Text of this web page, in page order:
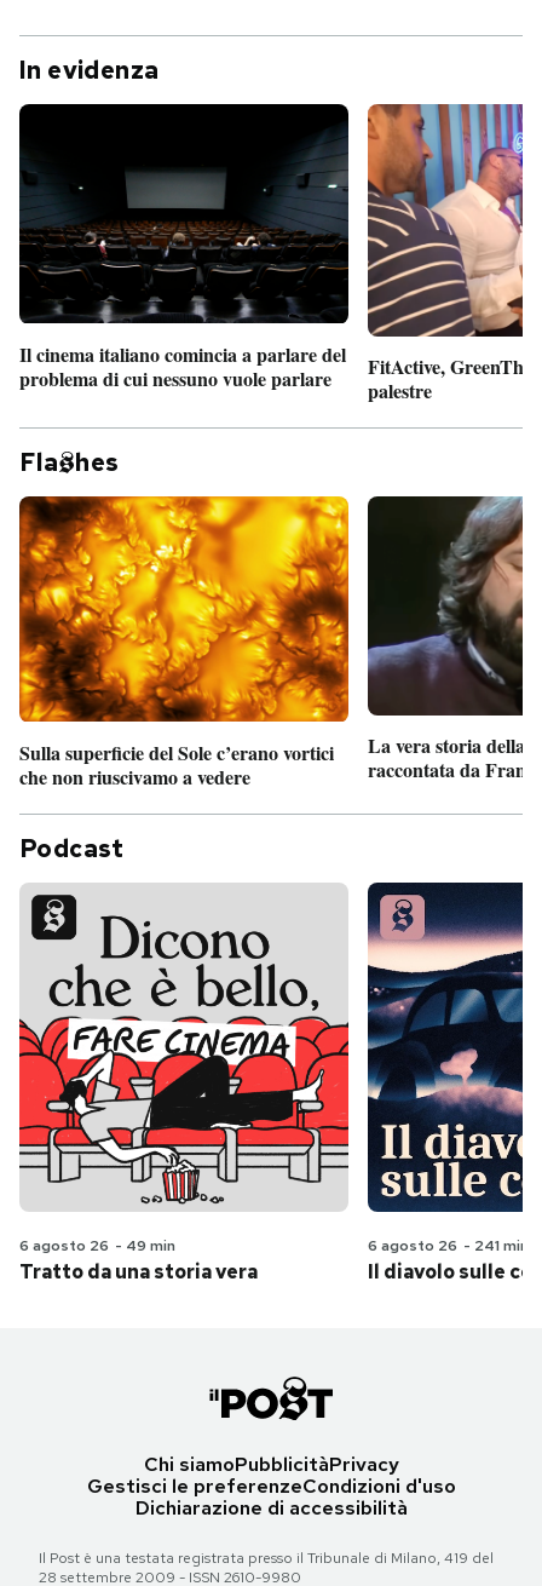
In evidenza
Il cinema italiano comincia a parlare del
problema di cui nessuno vuole parlare
FitActive,
palestre
Fla hes
Sulla superficie del Sole c’erano vortici
che non riuscivamo a vedere
La vera storia della
raccontata da
Podcast
6 agosto 26 - 49 min
Tratto da una storia vera
6 agosto 26 - 241 min
Il diavolo sulle
Chi siamoPubblicitàPrivacy
Gestisci le preferenzeCondizioni d'uso
Dichiarazione di accessibilità
Il Post è una testata registrata presso il Tribunale di Milano, 419 del
28 settembre 2009 - ISSN 2610-9980